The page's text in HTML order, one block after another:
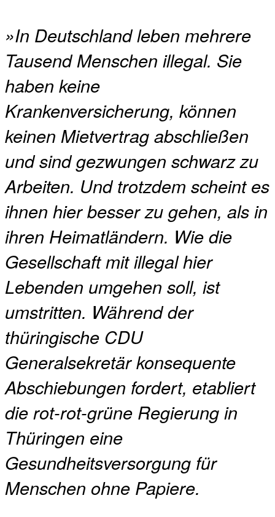
»In Deutschland leben mehrere
Tausend Menschen illegal. Sie
haben keine
Krankenversicherung, können
keinen Mietvertrag abschließen
und sind gezwungen schwarz zu
Arbeiten. Und trotzdem scheint es
ihnen hier besser zu gehen, als in
ihren Heimatländern. Wie die
Gesellschaft mit illegal hier
Lebenden umgehen soll, ist
umstritten. Während der
thüringische CDU
Generalsekretär konsequente
Abschiebungen fordert, etabliert
die rot-rot-grüne Regierung in
Thüringen eine
Gesundheitsversorgung für
Menschen ohne Papiere.